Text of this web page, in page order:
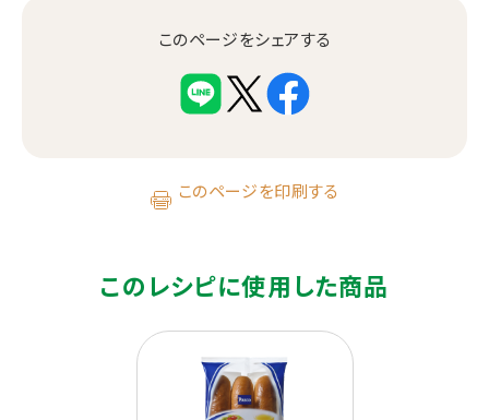
このページをシェアする
このページを印刷する
このレシピに使用した商品